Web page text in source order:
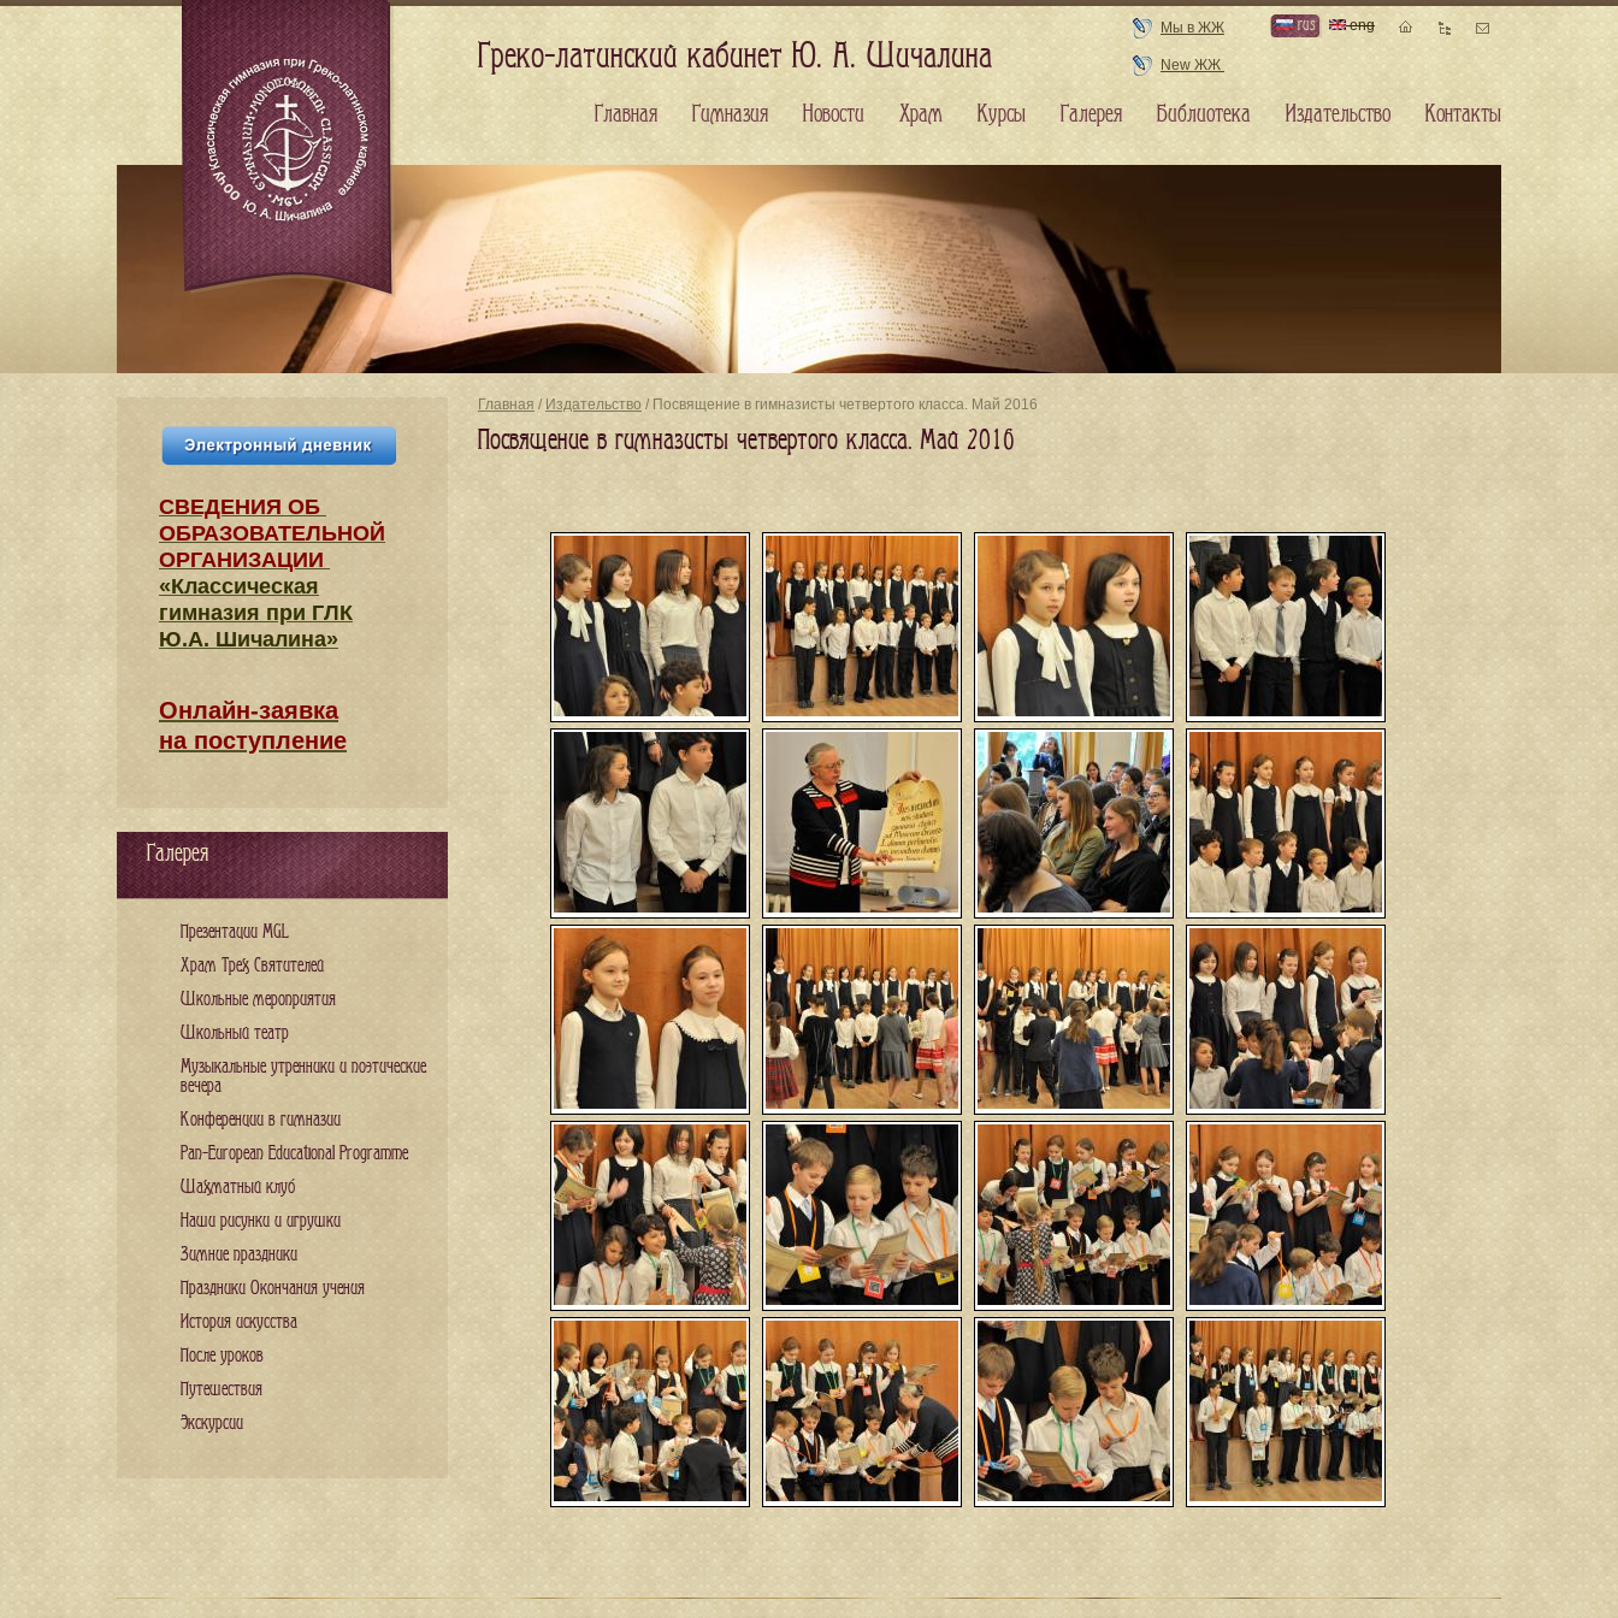
Главная / Издательство / Посвящение в гимназисты четвертого класса. Май 2016
Посвящение в гимназисты четвертого класса. Май 2016
СВЕДЕНИЯ​ ОБ
ОБРАЗОВАТЕЛЬНОЙ
ОРГАНИЗАЦИИ
«Классическая
гимназия при ГЛК
Ю.А. Шичалина»
Онлайн-заявка
на поступление
Галерея
Презентации MGL
Храм Трех Святителей
Школьные мероприятия
Школьный театр
Музыкальные утренники и поэтические
вечера
Конференции в гимназии
Pan-European Educational Programme
Шахматный клуб
Наши рисунки и игрушки
Зимние праздники
Праздники Окончания учения
История искусства
После уроков
Путешествия
Экскурсии
Греко-латинский кабинет Ю. А. Шичалина
Мы в ЖЖ
New ЖЖ
rus eng
Главная Гимназия Новости Храм Курсы Галерея Библиотека Издательство Контакты